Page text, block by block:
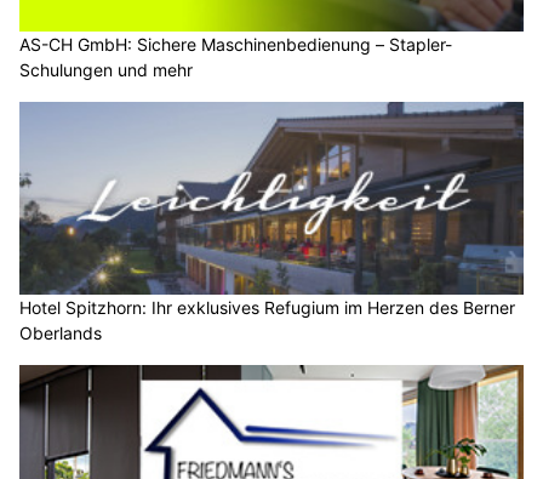
AS-CH GmbH: Sichere Maschinenbedienung – Stapler-
Schulungen und mehr
Hotel Spitzhorn: Ihr exklusives Refugium im Herzen des Berner
Oberlands